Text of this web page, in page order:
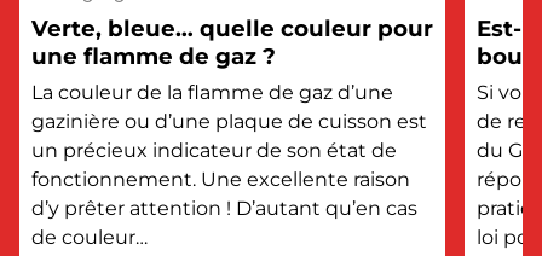
Verte, bleue… quelle couleur pour
une flamme de gaz ?
La couleur de la flamme de gaz d’une
gazinière ou d’une plaque de cuisson est
un précieux indicateur de son état de
fonctionnement. Une excellente raison
d’y prêter attention ! D’autant qu’en cas
de couleur…
Est-
?
Si
de
du
loi